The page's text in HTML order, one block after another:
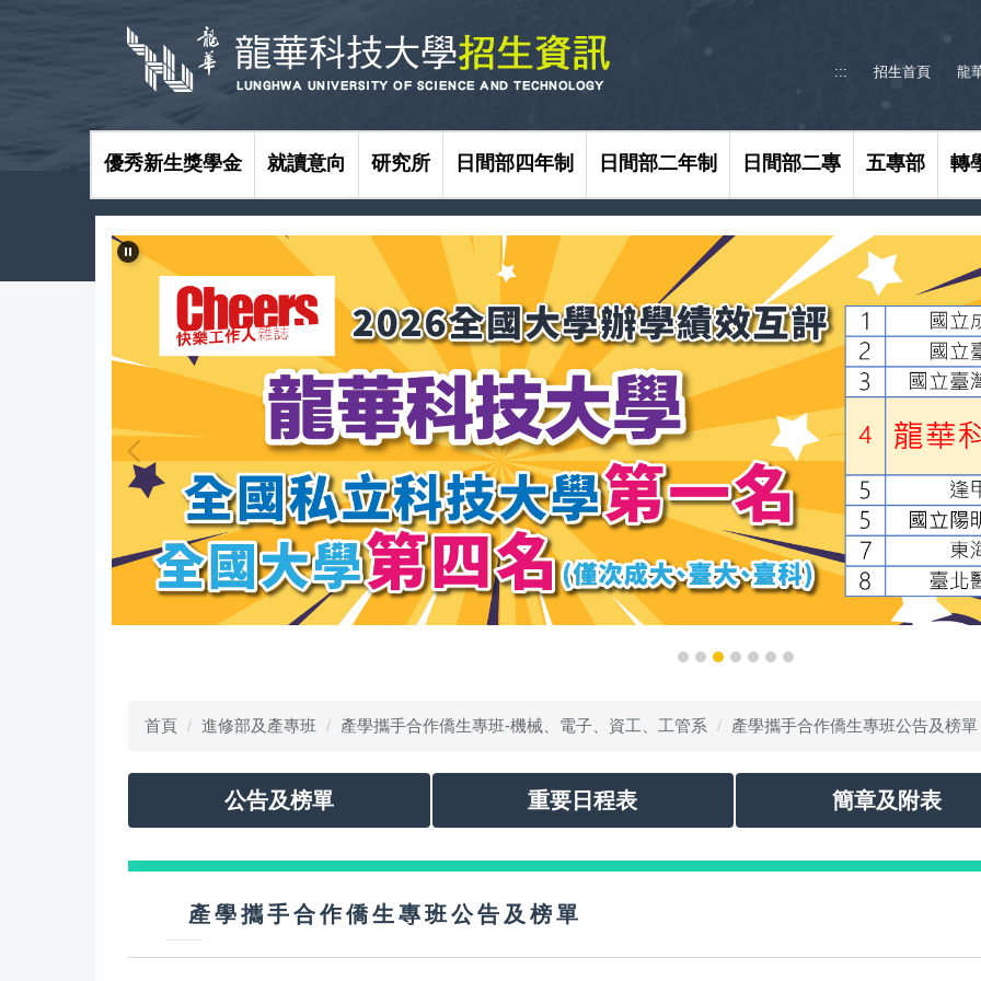
::: 招生首頁 龍
優秀新生獎學金 就讀意向 研究所 日間部四年制 日間部二年制 日間部二專 五專部 轉
首頁 進修部及產專班 產學攜手合作僑生專班-機械、電子、資工、工管系 產學攜手合作僑生專班公告及榜單
公告及榜單 重要日程表 簡章及附表
產學攜手合作僑生專班公告及榜單